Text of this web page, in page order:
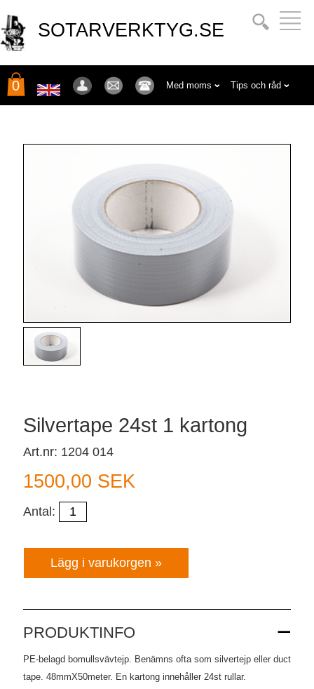
SOTARVERKTYG.SE
0 Med moms Tips och råd
Silvertape 24st 1 kartong
Art.nr: 1204 014
1500,00 SEK
Antal:
PRODUKTINFO
PE-belagd bomullsvävtejp. Benämns ofta som silvertejp eller duct
tape. 48mmX50meter. En kartong innehåller 24st rullar.